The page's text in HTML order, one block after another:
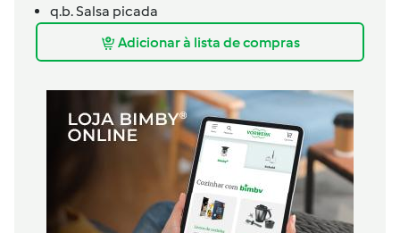
q.b.Salsa picada
Adicionar à lista de compras